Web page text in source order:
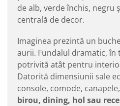
de alb, verde închis,
centrală de decor.
Imaginea prezintă un
aurii. Fundalul dramatic, în
potrivită atât pentru
Datorită dimensiunii sale
console, comode,
birou, dining, hol sau